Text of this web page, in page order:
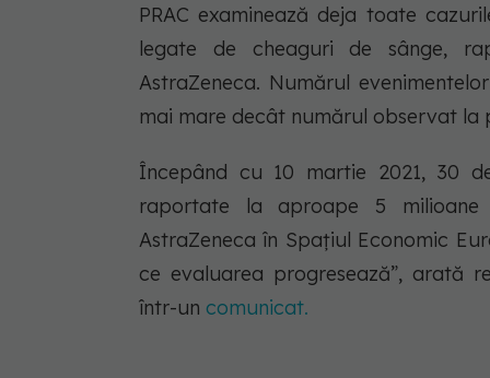
PRAC examinează deja toate
legate de cheaguri de sânge,
AstraZeneca. Numărul
mai mare decât numărul observat la
Începând cu 10 martie 2021, 30
raportate la aproape 5 milioane
AstraZeneca în Spațiul Economic
ce evaluarea progresează”, arată
într-un comunicat.